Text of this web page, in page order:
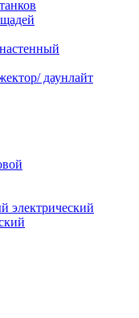
даунлайт
электрический